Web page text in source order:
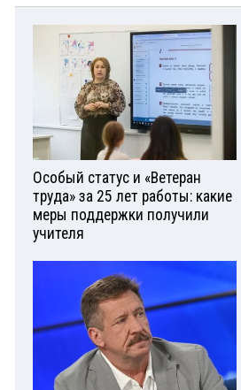
Особый статус и «Ветеран
труда» за 25 лет работы: какие
меры поддержки получили
учителя